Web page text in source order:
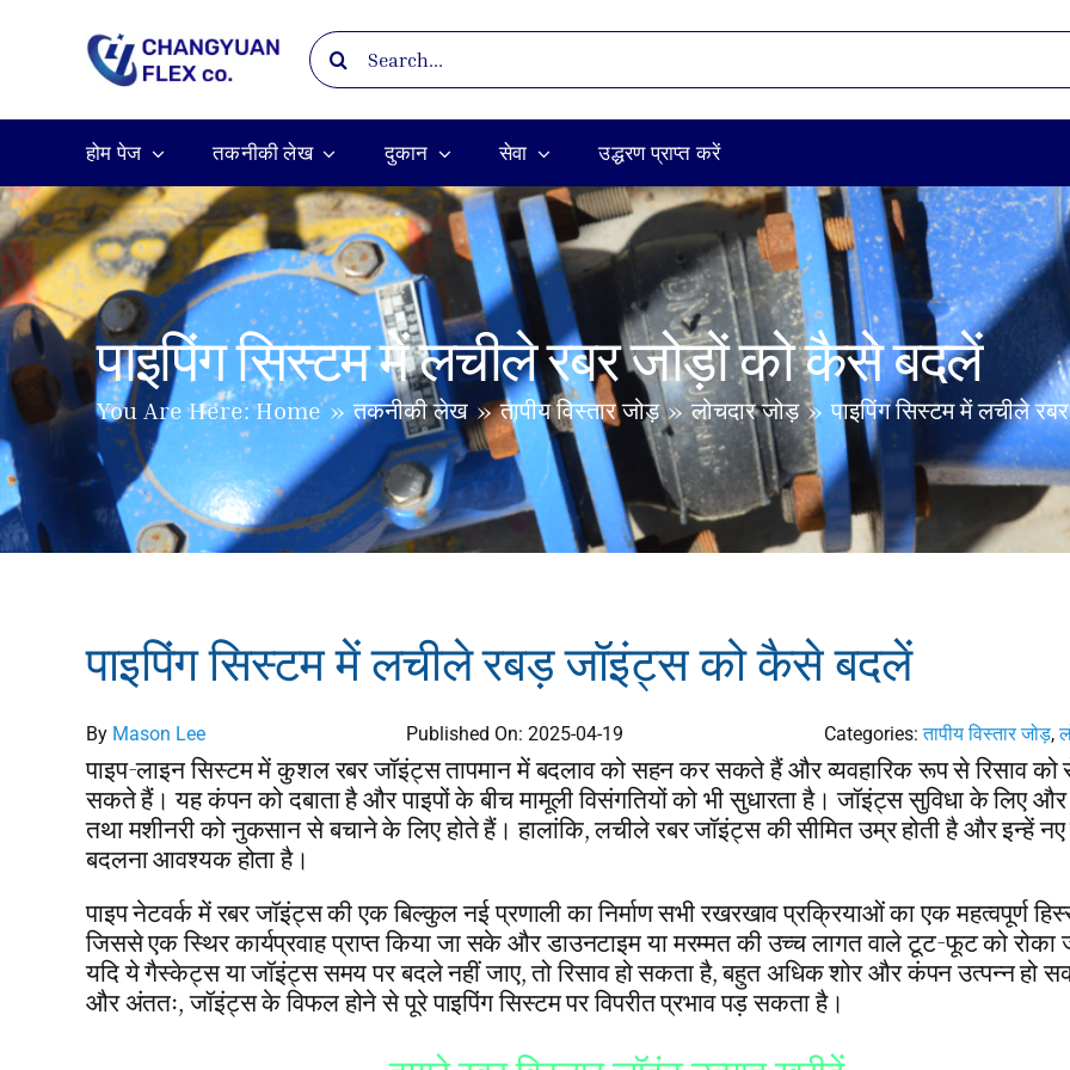
content
Search
for:
होम पेज तकनीकी लेख दुकान सेवा उद्धरण प्राप्त करें
पाइपिंग सिस्टम में लचीले रबर जोड़ों को कैसे बदलें
You Are Here: Home तकनीकी लेख तापीय विस्तार जोड़ लोचदार जोड़ पाइपिंग सिस्टम में लचीले
पाइपिंग सिस्टम में लचीले रबड़ जॉइंट्स को कैसे बदलें
By Mason Lee Published On: 2025-04-19 Categories:तापीय विस्तार जोड़,
पाइप-लाइन सिस्टम में कुशल रबर जॉइंट्स तापमान में बदलाव को सहन कर सकते हैं और व्यवहारिक रूप से रिसाव को
सकते हैं। यह कंपन को दबाता है और पाइपों के बीच मामूली विसंगतियों को भी सुधारता है। जॉइंट्स सुविधा के लिए और
तथा मशीनरी को नुकसान से बचाने के लिए होते हैं। हालांकि, लचीले रबर जॉइंट्स की सीमित उम्र होती है और इन्हें
बदलना आवश्यक होता है।
पाइप नेटवर्क में रबर जॉइंट्स की एक बिल्कुल नई प्रणाली का निर्माण सभी रखरखाव प्रक्रियाओं का एक महत्वपूर्ण
जिससे एक स्थिर कार्यप्रवाह प्राप्त किया जा सके और डाउनटाइम या मरम्मत की उच्च लागत वाले टूट-फूट को
यदि ये गैस्केट्स या जॉइंट्स समय पर बदले नहीं जाए, तो रिसाव हो सकता है, बहुत अधिक शोर और कंपन उत्पन्न हो
और अंततः, जॉइंट्स के विफल होने से पूरे पाइपिंग सिस्टम पर विपरीत प्रभाव पड़ सकता है।